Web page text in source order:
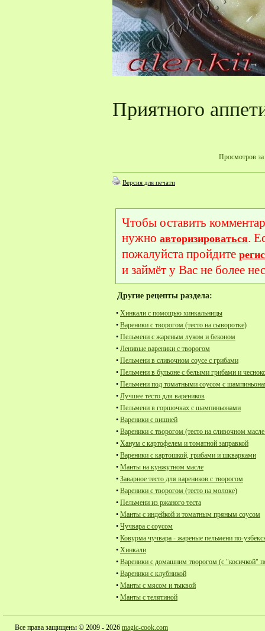
Приятного
Просмотров за
Версия для печати
Чтобы оставить
нужно авторизироваться.
пожалуйста пройдите
и займёт у Вас не более
Другие рецепты раздела:
• Хинкали с помощью хинкальницы
• Вареники с творогом (тесто на сыворотке)
• Пельмени с жареным луком и беконом
• Ленивые вареники с творогом
• Пельмени в сливочном соусе с грибами
• Пельмени в бульоне с белыми грибами и
• Пельмени под томатными соусом с
• Лучшее тесто для вареников
• Пельмени в горшочках с шампиньонами
• Вареники с вишней
• Вареники с творогом (тесто на сливочном
• Ханум с картофелем и томатной заправкой
• Вареники с картошкой, грибами и шкварками
• Манты на кунжутном масле
• Заварное тесто для вареников с творогом
• Вареники с творогом (тесто на молоке)
• Пельмени из ржаного теста
• Манты с индейкой и томатным пряным соусом
• Чучвара с соусом
• Ковурма чучвара - жареные пельмени по-
• Хинкали
• Вареники с домашним творогом (с "косичкой"
• Вареники с клубникой
• Манты с мясом и тыквой
• Манты с телятиной
Все права защищены © 2009 - 2026 magic-cook.com